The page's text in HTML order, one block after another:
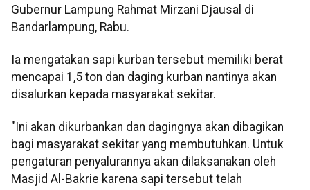
Gubernur Lampung Rahmat Mirzani Djausal di
Bandarlampung, Rabu.
Ia mengatakan sapi kurban tersebut memiliki berat
mencapai 1,5 ton dan daging kurban nantinya akan
disalurkan kepada masyarakat sekitar.
"Ini akan dikurbankan dan dagingnya akan dibagikan
bagi masyarakat sekitar yang membutuhkan. Untuk
pengaturan penyalurannya akan dilaksanakan oleh
Masjid Al-Bakrie karena sapi tersebut telah